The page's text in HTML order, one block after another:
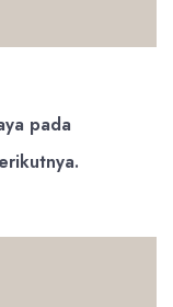
pada